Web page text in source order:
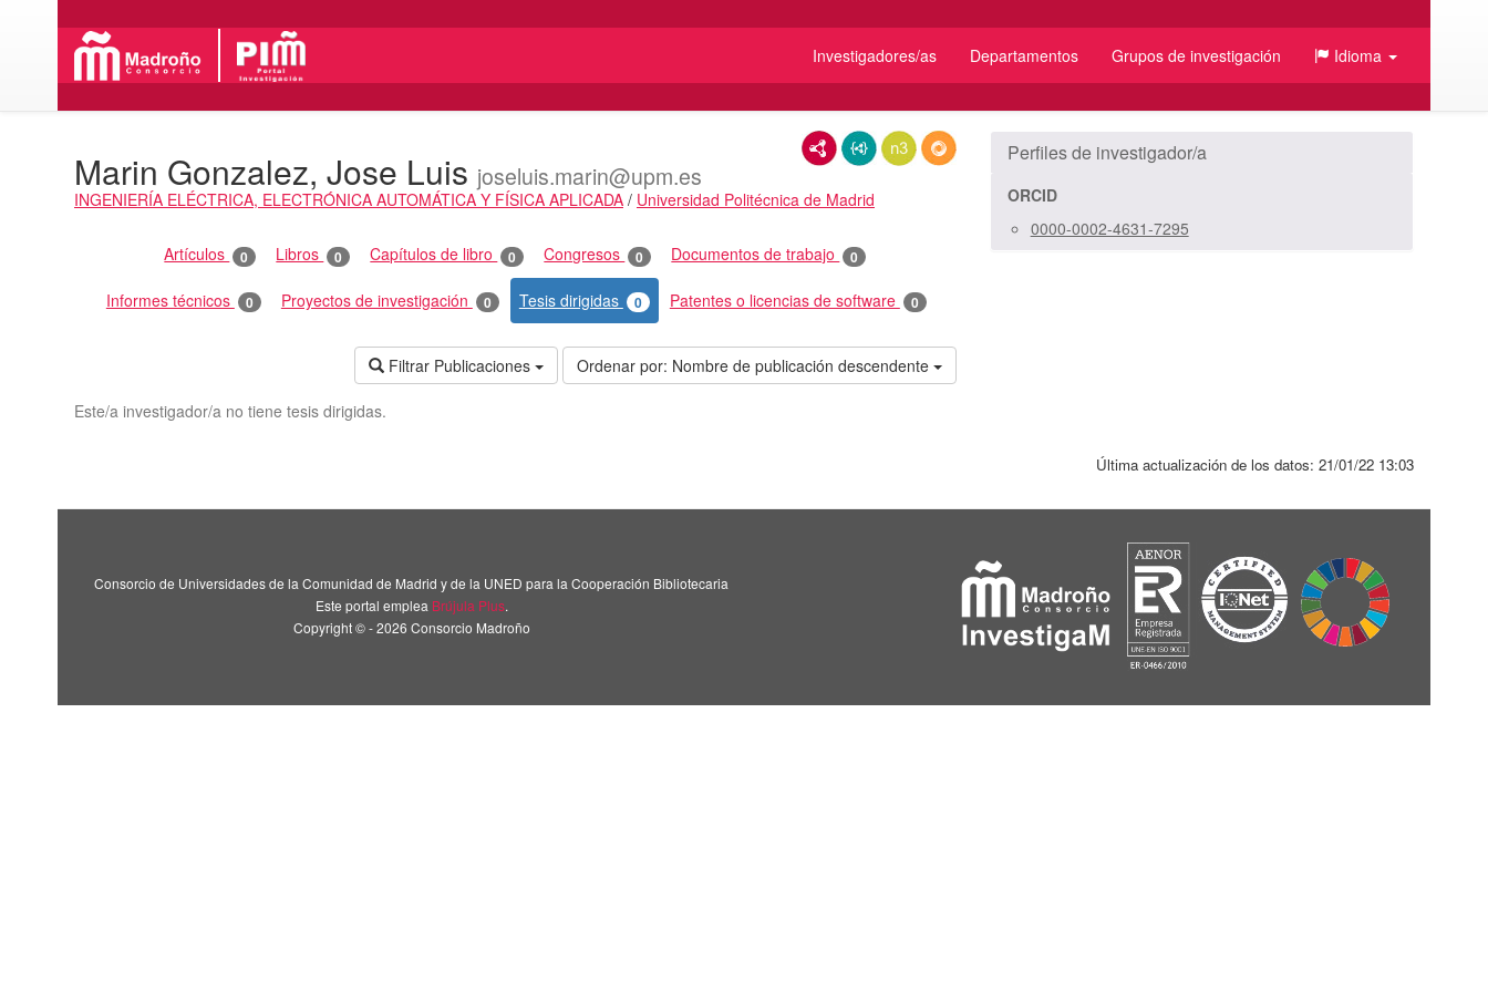
Investigadores/as Departamentos Grupos de investigación Idioma
RDF/XMLJSON-LDN3/TurtleRDF/JSON
Marin Gonzalez, Jose Luis joseluis.marin@upm.es
INGENIERÍA ELÉCTRICA, ELECTRÓNICA AUTOMÁTICA Y FÍSICA APLICADA / Universidad Politécnica de Madrid
Actividades
Artículos 0 Libros 0 Capítulos de libro 0 Congresos 0 Documentos de trabajo 0
Informes técnicos 0 Proyectos de investigación 0 Tesis dirigidas 0 Patentes o licencias de software 0
Filtrar Publicaciones Ordenar por: Nombre de publicación descendente
Este/a investigador/a no tiene tesis dirigidas.
Perfiles de investigador/a
ORCID
0000-0002-4631-7295
Última actualización de los datos: 21/01/22 13:03
Consorcio de Universidades de la Comunidad de Madrid y de la UNED para la Cooperación Bibliotecaria
Este portal emplea Brújula Plus.
Copyright © - 2026 Consorcio Madroño